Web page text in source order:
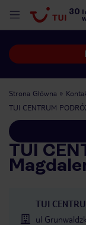
30
Strona Główna
TUI CENTRUM
TUI
TUI
ul